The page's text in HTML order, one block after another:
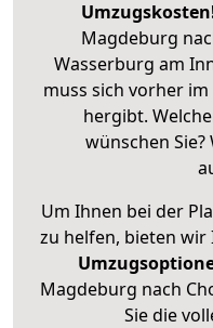
Magdeburg
Wasserburg am
muss sich vorher
hergibt.
wünschen
Um Ihnen bei der
zu helfen, bieten wir
Magdeburg nach
Sie die